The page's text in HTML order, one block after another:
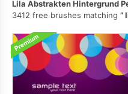
Lila Abstrakten Hintergrund
3412 free brushes matching